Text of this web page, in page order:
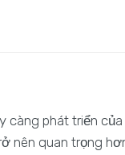
càng phát triển
nên quan trọng